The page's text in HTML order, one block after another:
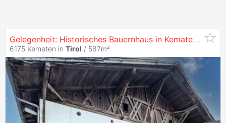
Gelegenheit: Historisches Bauernhaus in Kematen / Tirol
6175 Kematen in Tirol / 587m²